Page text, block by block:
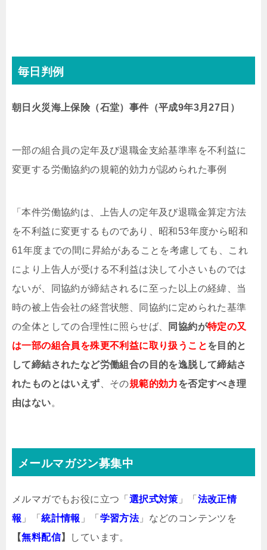
毎日判例
朝日火災海上保険（石堂）事件（平成9年3月27日）
一部の組合員の定年及び退職金支給基準率を不利益に
変更する労働協約の規範的効力が認められた事例
「本件労働協約は、上告人の定年及び退職金算定方法
を不利益に変更するものであり、昭和53年度から昭和
61年度までの間に昇給があることを考慮しても、これ
により上告人が受ける不利益は決して小さいものでは
ないが、同協約が締結されるに至った以上の経緯、当
時の被上告会社の経営状態、同協約に定められた基準
の全体としての合理性に照らせば、
同協約が特定の又
は一部の組合員を殊更不利益に取り扱うことを目的と
して締結されたなど労働組合の目的を逸脱して締結さ
れたものとはいえず 、その規範的効力を否定すべき理
由はない。
メールマガジン募集中
メルマガでもお役に立つ「 選択式対策 」「 法改正情
報 」「統計情報 」「 学習方法」などのコンテンツを
【無料配信】
しています。